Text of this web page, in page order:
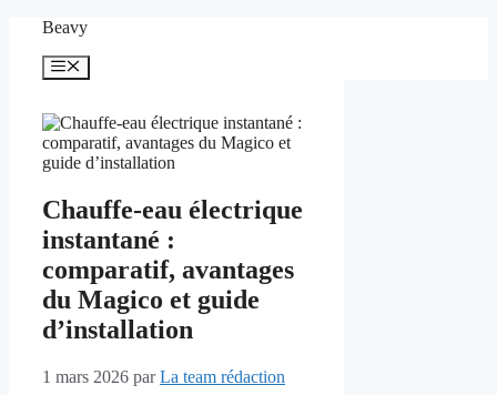
Aller
contenu
Beavy
Menu
Chauffe-eau électrique
instantané :
comparatif, avantages
du Magico et guide
d’installation
1 mars 2026 parLa team rédaction